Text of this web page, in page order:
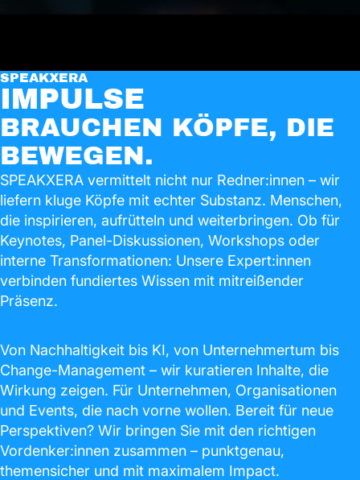
SPEAKXERA
IMPULSE
BRAUCHEN KÖPFE, DIE
BEWEGEN.
SPEAKXERA vermittelt nicht nur Redner:innen – wir
liefern kluge Köpfe mit echter Substanz. Menschen,
die inspirieren, aufrütteln und weiterbringen. Ob für
Keynotes, Panel-Diskussionen, Workshops oder
interne Transformationen: Unsere Expert:innen
verbinden fundiertes Wissen mit mitreißender
Präsenz.
Von Nachhaltigkeit bis KI, von Unternehmertum bis
Change-Management – wir kuratieren Inhalte, die
Wirkung zeigen. Für Unternehmen, Organisationen
und Events, die nach vorne wollen. Bereit für neue
Perspektiven? Wir bringen Sie mit den richtigen
Vordenker:innen zusammen – punktgenau,
themensicher und mit maximalem Impact.